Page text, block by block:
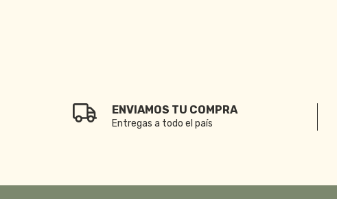
ENVIAMOS TU COMPRA
Entregas a todo el país